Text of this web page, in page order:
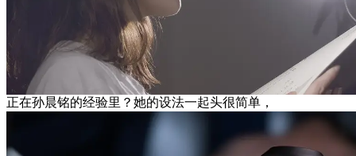
正在孙晨铭的经验里？她的设法一起头很简单，